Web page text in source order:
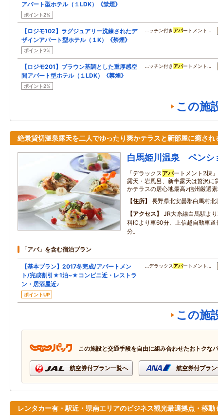
アパート型ホテル（１LDK）《禁煙》
ポイント2%
【ロジモ102】ラグジュアリー洗練されたデ
ザインアパート型ホテル（１K）《禁煙》
ポイント2%
…ッチン付き アパートメント…
【ロジモ201】ブラウン基調とした重厚感空
間アパート型ホテル（１LDK）《禁煙》
ポイント2%
…ッチン付き アパートメント…
この施
絶景貸切温泉露天を二人でゆったり爽かテラスと新部屋に癒され
白馬姫川温泉 ペンシ
「デラックスアパートメント2棟
露天・岩風呂、新半露天は贅沢に
かテラスの居心地最高♪信州厳選
住所
長野県北安曇郡白馬村
アクセス
JR大糸線白馬駅よ
科ICより車60分、上信越自動車
分。
「アパ」を含む宿泊プラン
【基本プラン】2017冬完成/アパートメン
ト/完成割引★1泊~★コンビニ近・レストラ
ン・居酒屋近♪
ポイントUP
…デラックス アパートメント…
この施
この施設と交通手段を自由に組み合わせたおトクな
航空券付プラン一覧へ 航空券付プラ
レンタカー有・駅近・県南エリアのビジネス観光最適拠点・移動